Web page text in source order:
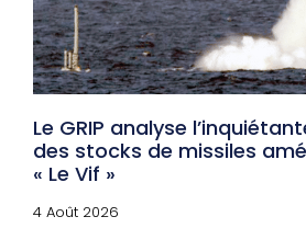
Le GRIP analyse
des stocks de missiles
« Le Vif »
4 Août 2026